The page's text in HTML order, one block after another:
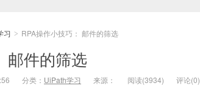
习 > RPA操作小技巧： 邮件的筛选
邮件的筛选
分类： UiPath学习 来源： 阅读(3934) 评论(0)